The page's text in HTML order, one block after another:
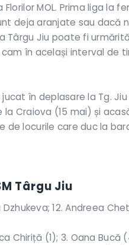
MOL. Prima liga la
deja aranjate sau dacă
Târgu Jiu poate fi
în același interval de
în deplasare la Tg.
la Craiova (15 mai) și
de locurile care duc la
Târgu Jiu
Dzhukeva; 12. Andreea
Chiriță (1); 3. Oana Bucă